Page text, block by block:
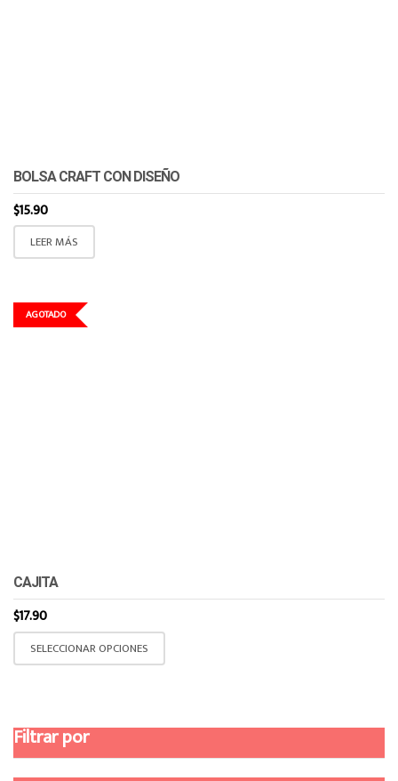
BOLSA CRAFT CON DISEÑO
$15.90
LEER MÁS
AGOTADO
CAJITA
$17.90
SELECCIONAR OPCIONES
Este
producto
variantes.
Filtrar por